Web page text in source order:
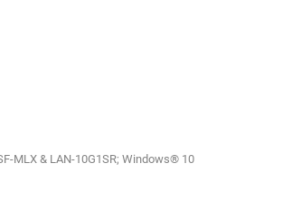
MLX & LAN-10G1SR; Windows® 10